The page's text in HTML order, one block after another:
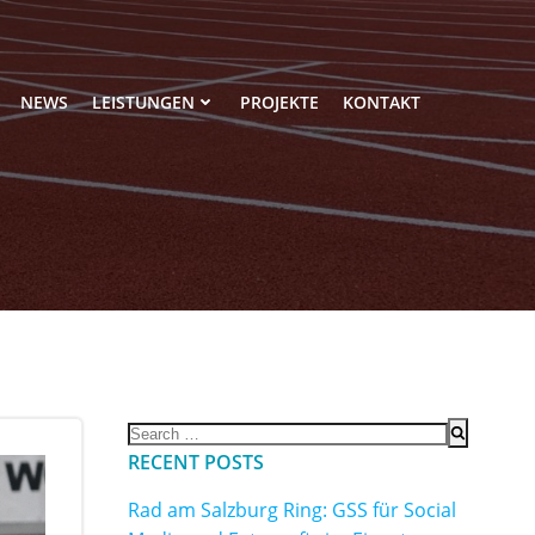
NEWS LEISTUNGEN PROJEKTE KONTAKT
Search
for:
RECENT POSTS
Rad am Salzburg Ring: GSS für Social